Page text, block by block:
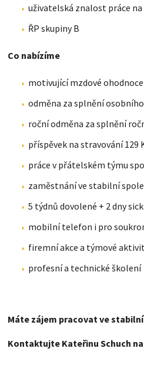
uživatelská znalost práce na
ŘP skupiny B
Co nabízíme
motivující mzdové
odměna za splnění
roční odměna za splnění
příspěvek na stravování 129
práce v přátelském týmu
zaměstnání ve stabilní
5 týdnů dovolené + 2 dny sick
mobilní telefon i pro
firemní akce a týmové
profesní a technické školení
Máte zájem pracovat ve
Kontaktujte Kateřinu Schuch